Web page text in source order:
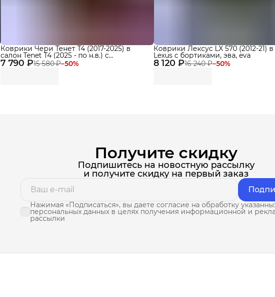
7 790 ₽15 580 ₽−50%
Коврики Чери Тенет Т4 (2017-2025) в
салон Tenet T4 (2025 - по н.в.) с
бортиками, эва, eva Delform Premium 8 120 ₽16 240 ₽−50%
Коврики Лексус LX 570 (2012-21)
Lexus с бортиками, эва, eva
Получите скидку
Подпишитесь на новостную рассылку
и получите скидку на первый заказ
Нажимая «Подписаться», вы даете согласие на обработку
персональных данных в целях получения информационной и
рассылки